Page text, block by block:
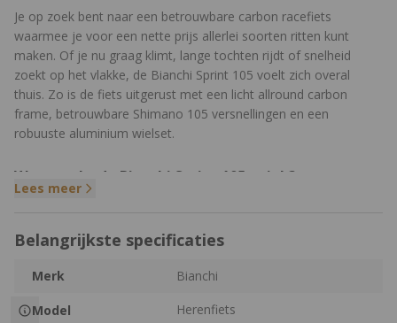
Je op zoek bent naar een betrouwbare carbon racefiets
waarmee je voor een nette prijs allerlei soorten ritten kunt
maken. Of je nu graag klimt, lange tochten rijdt of snelheid
zoekt op het vlakke, de Bianchi Sprint 105 voelt zich overal
thuis. Zo is de fiets uitgerust met een licht allround carbon
frame, betrouwbare Shimano 105 versnellingen en een
robuuste aluminium wielset.
Wat maakt de Bianchi Sprint 105 uniek?
dan een aluminium racefiets, waardoor je makkelijker snelheid
aluminium wielen zijn wel wat zwaarder, maar bieden stabiliteit
en betrouwbaarheid, en dragen bij aan de nette totaalprijs van
Lees meer
Belangrijkste specificaties
Merk Bianchi
Model Herenfiets